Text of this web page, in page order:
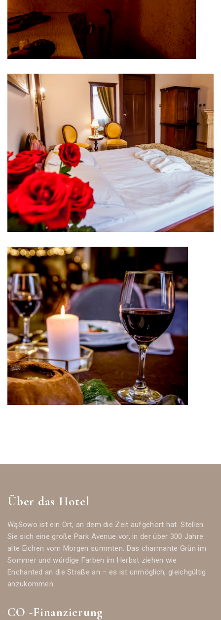
Über das Hotel
WąSowo ist ein Ort, an dem die Zeit aufgehört hat. Stellen
Sie sich eine große Park Avenue vor, in der über 300 Jahre
alte Eichen vom Morgen summten. Das charmante Grün im
Sommer und würdige Farben im Herbst ziehen wie
Enchanted an die Straße an – es ist unmöglich, gleichgültig
anzukommen.
CO -Finanzierung